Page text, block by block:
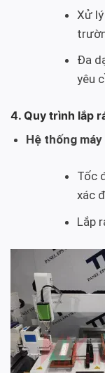
Xử
Đa
yêu
4. Quy trình lắp
Hệ thống
Tốc
xác
Lắp